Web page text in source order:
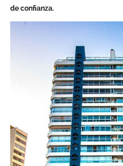
de confianza.